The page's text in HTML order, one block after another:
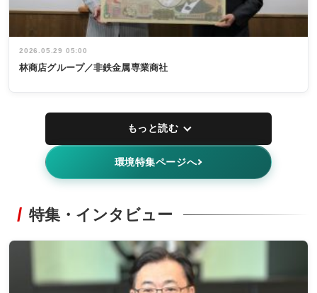
2026.05.29 05:00
林商店グループ／非鉄金属専業商社
もっと読む
環境特集ページへ
特集・インタビュー